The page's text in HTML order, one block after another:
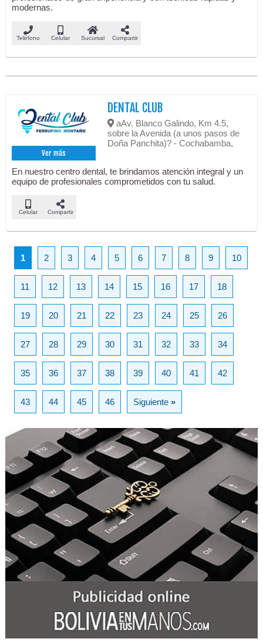
modernas.
Teléfono Celular Sucursal Compartir
Ver más
DENTAL CLUB
aAv. Blanco Galindo, Km 4.5,
sobre la Avenida (a unos pasos de
Doña Panchita)? - Cochabamba,
En nuestro centro dental, te brindamos atención integral y un
equipo de profesionales comprometidos con tu salud.
Celular Compartir
1 2 3 4 5 6 7 8 9 10
11 12 13 14 15 16 17 18
19 20 21 22 23 24 25 26
27 28 29 30 31 32 33 34
35 36 37 38 39 40 41 42
43 44 45 46 Siguiente»